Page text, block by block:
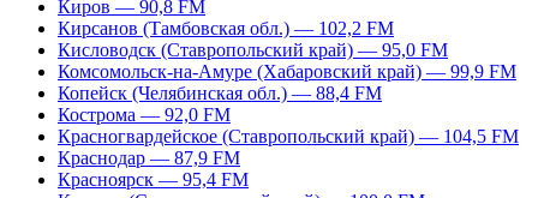
Киров — 90,8 FM
Кирсанов (Тамбовская обл.) — 102,2 FM
Кисловодск (Ставропольский край) — 95,0 FM
Комсомольск-на-Амуре (Хабаровский край) — 99,9 FM
Копейск (Челябинская обл.) — 88,4 FM
Кострома — 92,0 FM
Красногвардейское (Ставропольский край) — 104,5 FM
Краснодар — 87,9 FM
Красноярск — 95,4 FM